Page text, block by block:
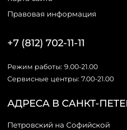
Правовая информация
АДРЕСА В САНКТ-
Петровский на Софийской
+7 (812) 702-11-11
Режим работы: 9.00-21.00
Сервисные центры: 7.00-21.00